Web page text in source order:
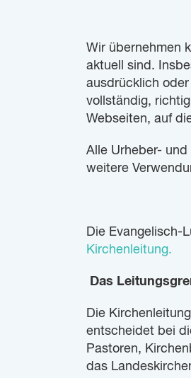
Wir übernehmen
aktuell sind.
ausdrücklich
vollständig,
Webseiten, auf
Alle Urheber-
weitere
Die Evangelisch-
Kirchenleitung.
Das
Die
entscheidet bei
Pastoren,
das